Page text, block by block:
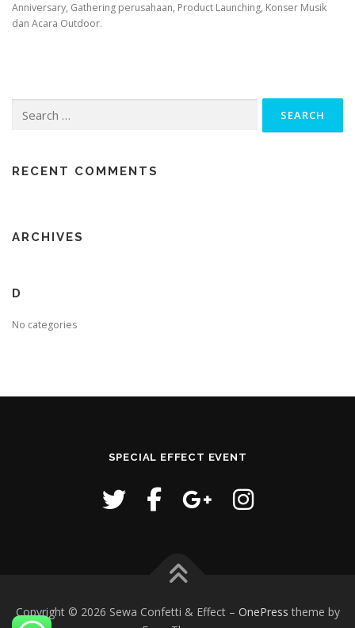
Anniversary, Gathering perusahaan, Product Launching, Konser Musik
dan Acara Outdoor.
for:
RECENT COMMENTS
ARCHIVES
D
No categories
SPECIAL EFFECT EVENT
Copyright © 2026 Sewa Confetti & Effect – OnePress theme by